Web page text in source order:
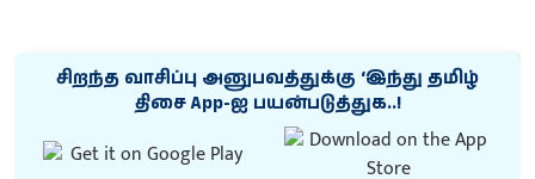
சிறந்த வாசிப்பு அனுபவத்துக்கு ‘இந்து தமிழ்
திசை App-ஐ பயன்படுத்துக..!